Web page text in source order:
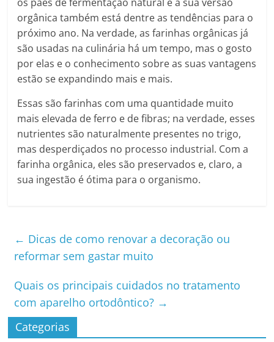
orgânica também está dentre as tendências para o
próximo ano. Na verdade, as farinhas orgânicas já
são usadas na culinária há um tempo, mas o gosto
por elas e o conhecimento sobre as suas vantagens
estão se expandindo mais e mais.
Essas são farinhas com uma quantidade muito
mais elevada de ferro e de fibras; na verdade, esses
nutrientes são naturalmente presentes no trigo,
mas desperdiçados no processo industrial. Com a
farinha orgânica, eles são preservados e, claro, a
sua ingestão é ótima para o organismo.
← Dicas de como renovar a decoração ou
reformar sem gastar muito
Quais os principais cuidados no tratamento
com aparelho ortodôntico? →
Categorias